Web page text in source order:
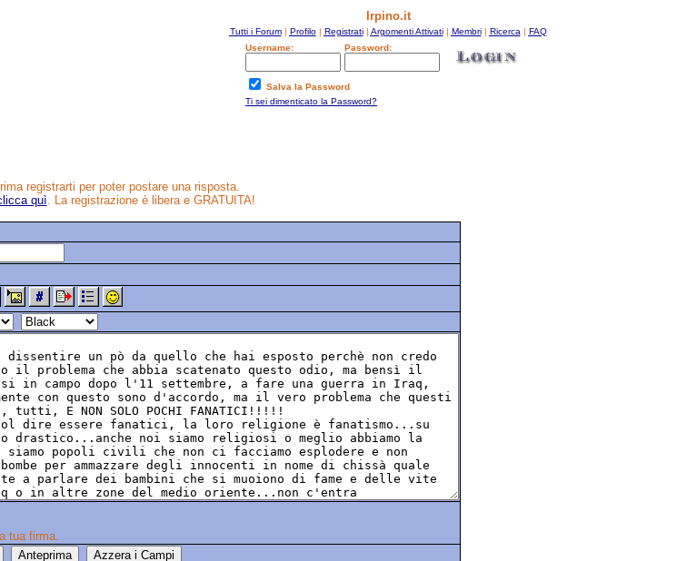
Irpino.it
Tutti i Forum| Profilo| Registrati| Argomenti Attivati| Membri| Ricerca | FAQ
Username:
Password:
Salva la Password
Ti sei dimenticato la Password?
registrarti per poter postare una risposta.
quì. La registrazione è libera e GRATUITA!
tua firma.